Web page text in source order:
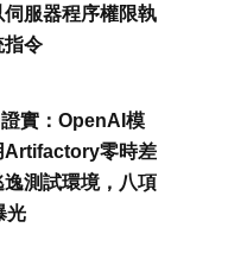
伺服器程序權限執
指令
實：OpenAI模
Artifactory零時差
逸測試環境，八項
光